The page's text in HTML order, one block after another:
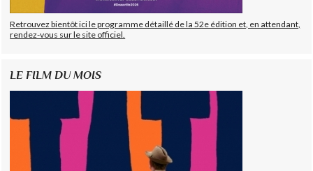
Retrouvez bientôt ici le programme détaillé de la 52e édition et, en attendant,
rendez-vous sur le site officiel.
LE FILM DU MOIS